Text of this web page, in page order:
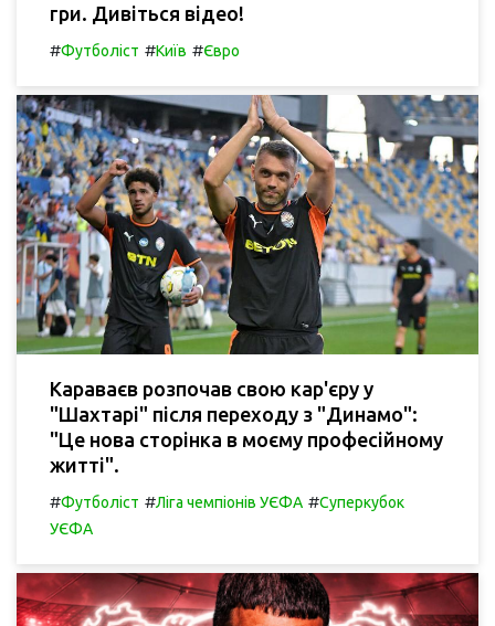
гри. Дивіться відео!
#Футболіст #Київ #Євро
Караваєв розпочав свою кар'єру у
"Шахтарі" після переходу з "Динамо":
"Це нова сторінка в моєму професійному
житті".
#Футболіст #Ліга чемпіонів УЄФА #Суперкубок
УЄФА